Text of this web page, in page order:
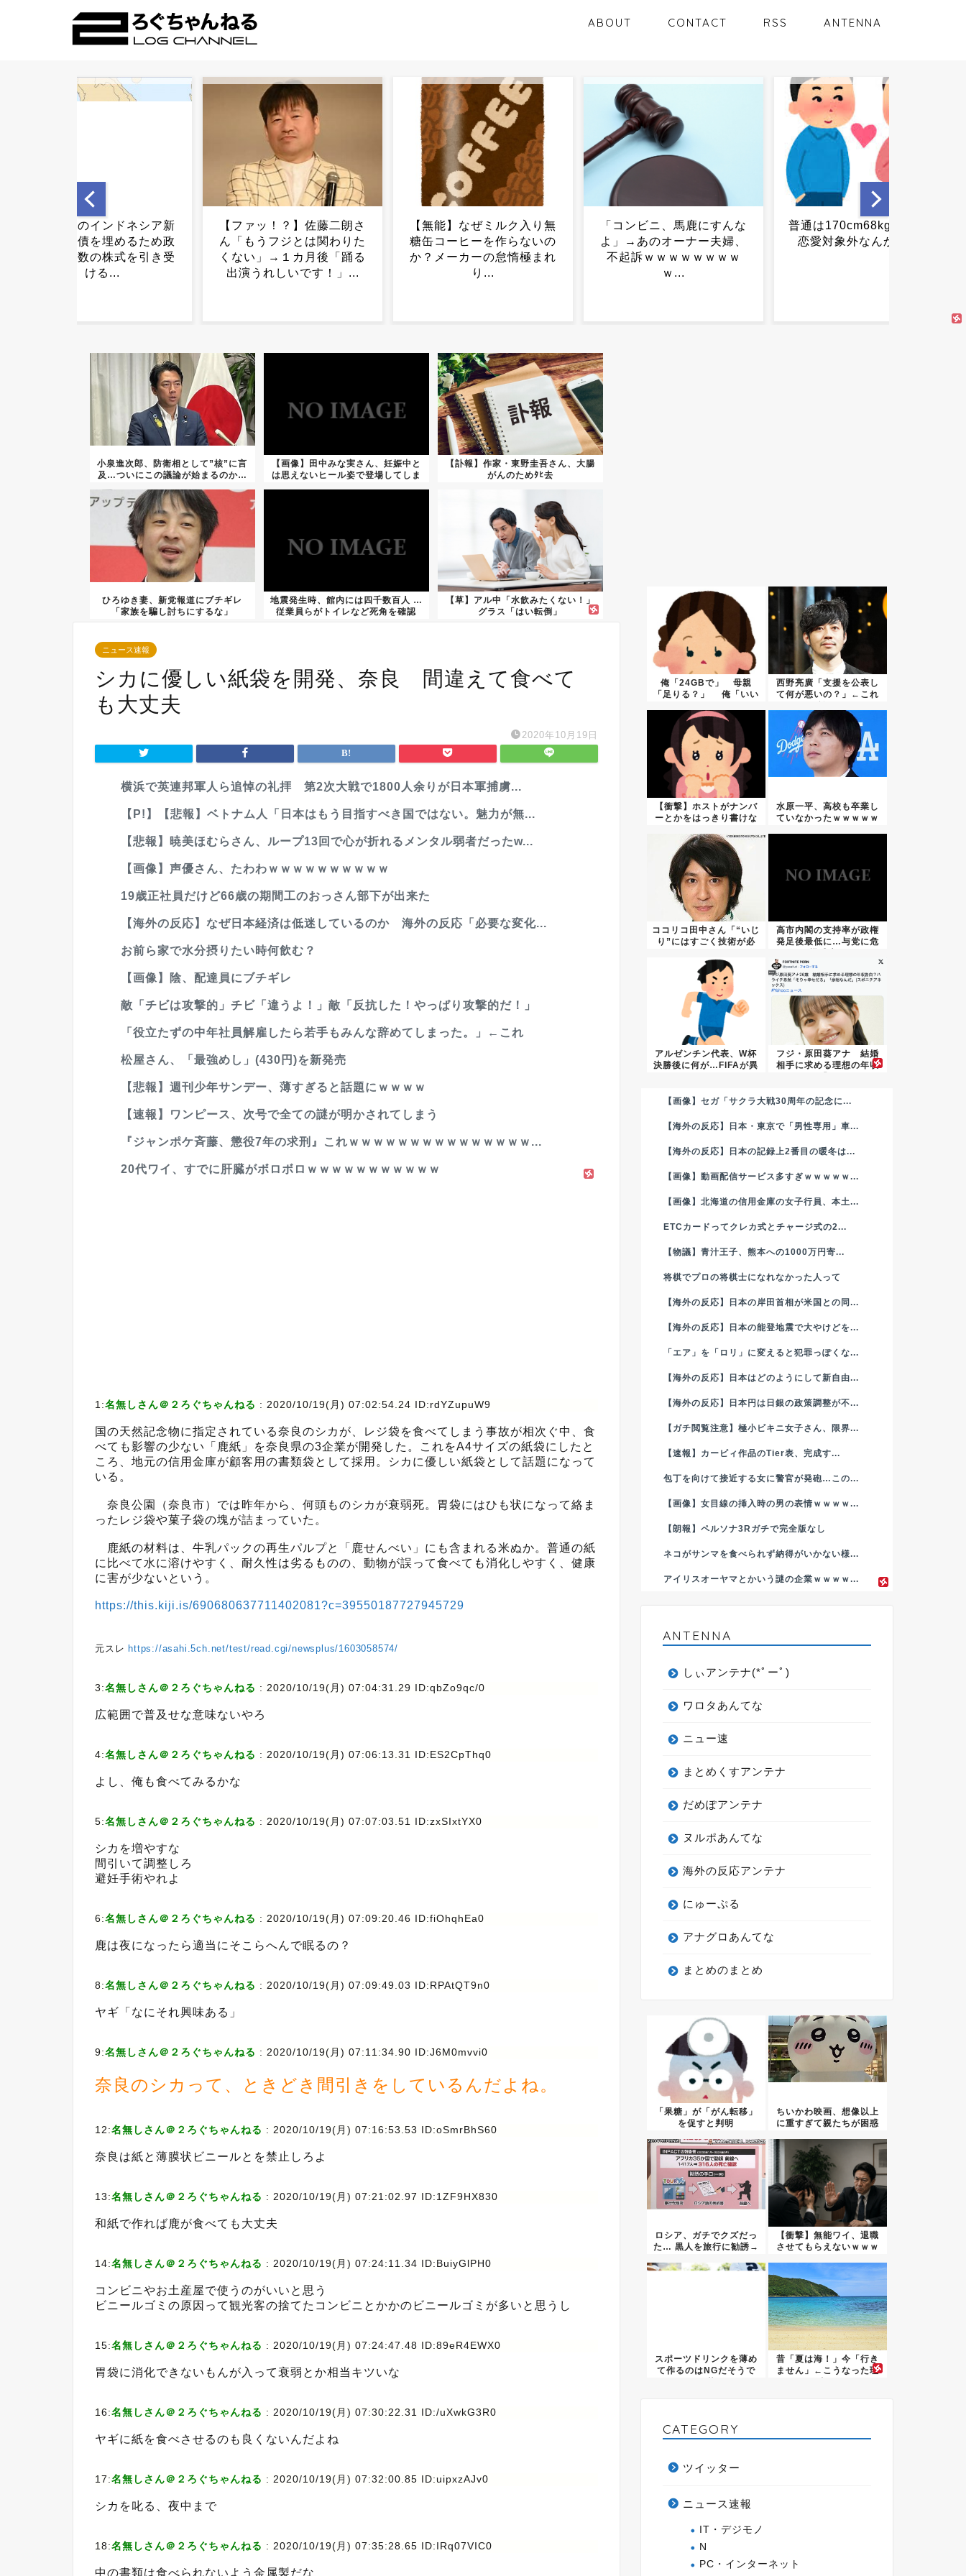
ABOUT CONTACT RSS ANTENNA
【無能】なぜミルク入り無
糖缶コーヒーを作らないの
か？メーカーの怠惰極まれ
り...
「コンビニ、馬鹿にすんな
よ」→あのオーナー夫婦、
不起訴ｗｗｗｗｗｗｗｗ
ｗ...
普通は170cm68kgの女って
恋愛対象外なんかな？...
辺野古事故、学校側にもガ
サ入れ…告訴11人でガチ捜
【ファッ！？】佐藤二朗さ
ん「もうフジとは関わりた
くない」→１カ月後「踊る
出演うれしいです！」...
小泉進次郎、防衛相として”核”に言
及…ついにこの議論が始まるのか…
【画像】田中みな実さん、妊娠中と
は思えないヒール姿で登場してしま
【訃報】作家・東野圭吾さん、大腸
がんのためﾀﾋ去
ひろゆき妻、新党報道にブチギレ
「家族を騙し討ちにするな」
地震発生時、館内には四千数百人 …
従業員らがトイレなど死角を確認
【草】アル中「水飲みたくない！」
グラス「はい転倒」
ニュース速報
シカに優しい紙袋を開発、奈良 間違えて食べて
も大丈夫
2020年10月19日
横浜で英連邦軍人ら追悼の礼拝 第2次大戦で1800人余りが日本軍捕虜...
【P!】【悲報】ベトナム人「日本はもう目指すべき国ではない。魅力が無...
【悲報】暁美ほむらさん、ループ13回で心が折れるメンタル弱者だったw...
【画像】声優さん、たわわｗｗｗｗｗｗｗｗｗｗ
19歳正社員だけど66歳の期間工のおっさん部下が出来た
【海外の反応】なぜ日本経済は低迷しているのか 海外の反応「必要な変化...
お前ら家で水分摂りたい時何飲む？
【画像】陰、配達員にブチギレ
敵「チビは攻撃的」チビ「違うよ！」敵「反抗した！やっぱり攻撃的だ！」
「役立たずの中年社員解雇したら若手もみんな辞めてしまった。」←これ
松屋さん、「最強めし」(430円)を新発売
【悲報】週刊少年サンデー、薄すぎると話題にｗｗｗｗ
【速報】ワンピース、次号で全ての謎が明かされてしまう
『ジャンポケ斉藤、懲役7年の求刑』これｗｗｗｗｗｗｗｗｗｗｗｗｗｗｗ...
20代ワイ、すでに肝臓がボロボロｗｗｗｗｗｗｗｗｗｗｗ
1:名無しさん＠２ろぐちゃんねる : 2020/10/19(月) 07:02:54.24 ID:rdYZupuW9
国の天然記念物に指定されている奈良のシカが、レジ袋を食べてしまう事故が相次ぐ中、食
べても影響の少ない「鹿紙」を奈良県の3企業が開発した。これをA4サイズの紙袋にしたと
ころ、地元の信用金庫が顧客用の書類袋として採用。シカに優しい紙袋として話題になって
いる。
奈良公園（奈良市）では昨年から、何頭ものシカが衰弱死。胃袋にはひも状になって絡ま
ったレジ袋や菓子袋の塊が詰まっていた。
鹿紙の材料は、牛乳パックの再生パルプと「鹿せんべい」にも含まれる米ぬか。普通の紙
に比べて水に溶けやすく、耐久性は劣るものの、動物が誤って食べても消化しやすく、健康
に害が少ないという。
https://this.kiji.is/690680637711402081?c=39550187727945729
元スレ https://asahi.5ch.net/test/read.cgi/newsplus/1603058574/
3:名無しさん＠２ろぐちゃんねる : 2020/10/19(月) 07:04:31.29 ID:qbZo9qc/0
広範囲で普及せな意味ないやろ
4:名無しさん＠２ろぐちゃんねる : 2020/10/19(月) 07:06:13.31 ID:ES2CpThq0
よし、俺も食べてみるかな
5:名無しさん＠２ろぐちゃんねる : 2020/10/19(月) 07:07:03.51 ID:zxSIxtYX0
シカを増やすな
間引いて調整しろ
避妊手術やれよ
6:名無しさん＠２ろぐちゃんねる : 2020/10/19(月) 07:09:20.46 ID:fiOhqhEa0
鹿は夜になったら適当にそこらへんで眠るの？
8:名無しさん＠２ろぐちゃんねる : 2020/10/19(月) 07:09:49.03 ID:RPAtQT9n0
ヤギ「なにそれ興味ある」
9:名無しさん＠２ろぐちゃんねる : 2020/10/19(月) 07:11:34.90 ID:J6M0mvvi0
奈良のシカって、ときどき間引きをしているんだよね。
12:名無しさん＠２ろぐちゃんねる : 2020/10/19(月) 07:16:53.53 ID:oSmrBhS60
奈良は紙と薄膜状ビニールとを禁止しろよ
13:名無しさん＠２ろぐちゃんねる : 2020/10/19(月) 07:21:02.97 ID:1ZF9HX830
和紙で作れば鹿が食べても大丈夫
14:名無しさん＠２ろぐちゃんねる : 2020/10/19(月) 07:24:11.34 ID:BuiyGlPH0
コンビニやお土産屋で使うのがいいと思う
ビニールゴミの原因って観光客の捨てたコンビニとかかのビニールゴミが多いと思うし
15:名無しさん＠２ろぐちゃんねる : 2020/10/19(月) 07:24:47.48 ID:89eR4EWX0
胃袋に消化できないもんが入って衰弱とか相当キツいな
16:名無しさん＠２ろぐちゃんねる : 2020/10/19(月) 07:30:22.31 ID:/uXwkG3R0
ヤギに紙を食べさせるのも良くないんだよね
17:名無しさん＠２ろぐちゃんねる : 2020/10/19(月) 07:32:00.85 ID:uipxzAJv0
シカを叱る、夜中まで
18:名無しさん＠２ろぐちゃんねる : 2020/10/19(月) 07:35:28.65 ID:IRq07VIC0
中の書類は食べられないよう金属製だな
俺「24GBで」 母親
「足りる？」 俺「いい
西野亮廣「支援を公表し
て何が悪いの？」←これ
【衝撃】ホストがナンバ
ーとかをはっきり書けな
水原一平、高校も卒業し
ていなかったｗｗｗｗｗ
ココリコ田中さん「“いじ
り”にはすごく技術が必
高市内閣の支持率が政権
発足後最低に…与党に危
アルゼンチン代表、W杯
決勝後に何が…FIFAが異
フジ・原田葵アナ 結婚
相手に求める理想の年収
【画像】セガ「サクラ大戦30周年の記念に...
【海外の反応】日本・東京で「男性専用」車...
【海外の反応】日本の記録上2番目の暖冬は...
【画像】動画配信サービス多すぎｗｗｗｗｗ...
【画像】北海道の信用金庫の女子行員、本土...
ETCカードってクレカ式とチャージ式の2...
【物議】青汁王子、熊本への1000万円寄...
将棋でプロの将棋士になれなかった人って
【海外の反応】日本の岸田首相が米国との同...
【海外の反応】日本の能登地震で大やけどを...
「エア」を「ロリ」に変えると犯罪っぽくな...
【海外の反応】日本はどのようにして新自由...
【海外の反応】日本円は日銀の政策調整が不...
【ガチ閲覧注意】極小ビキニ女子さん、限界...
【速報】カービィ作品のTier表、完成す...
包丁を向けて接近する女に警官が発砲…この...
【画像】女目線の挿入時の男の表情ｗｗｗｗ...
【朗報】ペルソナ3Rガチで完全版なし
ネコがサンマを食べられず納得がいかない様...
アイリスオーヤマとかいう謎の企業ｗｗｗｗ...
ANTENNA
しぃアンテナ(*ﾟーﾟ)
ワロタあんてな
ニュー速
まとめくすアンテナ
だめぽアンテナ
ヌルポあんてな
海外の反応アンテナ
にゅーぷる
アナグロあんてな
まとめのまとめ
「果糖」が「がん転移」
を促すと判明
ちいかわ映画、想像以上
に重すぎて親たちが困惑
ロシア、ガチでクズだっ
た… 黒人を旅行に勧誘→
【衝撃】無能ワイ、退職
させてもらえないｗｗｗ
スポーツドリンクを薄め
て作るのはNGだそうで
昔「夏は海！」今「行き
ません」←こうなった理
CATEGORY
ツイッター
ニュース速報
IT・デジモノ
N
PC・インターネット